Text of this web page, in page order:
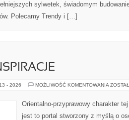
sylwetek, świadomym
Polecamy Trendy i […]
- 2026 MOŻLIWOŚĆ KOMENTOWANIA
Orientalno-przyprawowy charakter
jest to portal stworzony z myślą o